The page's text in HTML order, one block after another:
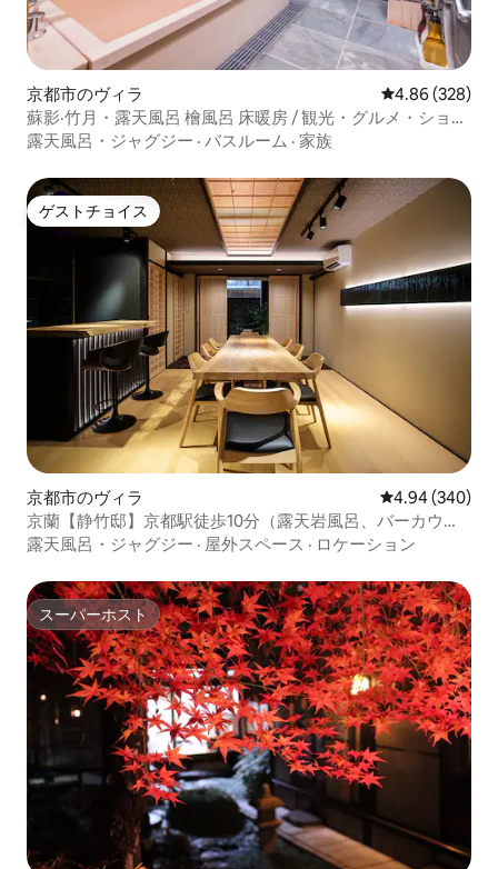
京都市のヴィラ レビュー328
4.86 (328)
蘇影·竹月・露天風呂 檜風呂 床暖房 / 観光・グルメ・ショッ
ピング / 京町家一棟貸し
露天風呂・ジャグジー · バスルーム · 家族
ゲストチョイス
ゲストチョイス
京都市のヴィラ レビュー340
4.94 (340)
京蘭【静竹邸】京都駅徒歩10分（露天岩風呂、バーカウン
ターを備えた贅沢な一棟貸し）
露天風呂・ジャグジー · 屋外スペース · ロケーション
スーパーホスト
スーパーホスト